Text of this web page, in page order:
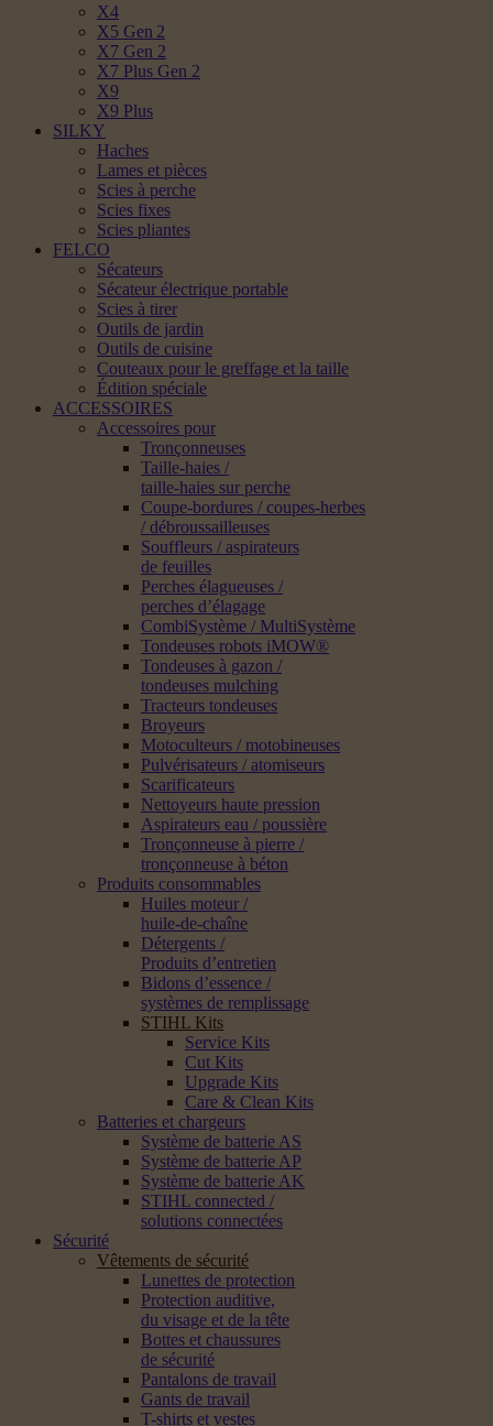
X4
X5 Gen 2
X7 Gen 2
X7 Plus Gen 2
X9
X9 Plus
SILKY
Haches
Lames et pièces
Scies à perche
Scies fixes
Scies pliantes
FELCO
Sécateurs
Sécateur électrique portable
Scies à tirer
Outils de jardin
Outils de cuisine
Couteaux pour le greffage et la taille
Édition spéciale
ACCESSOIRES
Accessoires pour
Tronçonneuses
Taille-haies /
taille-haies sur perche
Coupe-bordures / coupes-herbes
/ débroussailleuses
Souffleurs / aspirateurs
de feuilles
Perches élagueuses /
perches d’élagage
CombiSystème / MultiSystème
Tondeuses robots iMOW®
Tondeuses à gazon /
tondeuses mulching
Tracteurs tondeuses
Broyeurs
Motoculteurs / motobineuses
Pulvérisateurs / atomiseurs
Scarificateurs
Nettoyeurs haute pression
Aspirateurs eau / poussière
Tronçonneuse à pierre /
tronçonneuse à béton
Produits consommables
Huiles moteur /
huile-de-chaîne
Détergents /
Produits d’entretien
Bidons d’essence /
systèmes de remplissage
STIHL Kits
Service Kits
Cut Kits
Upgrade Kits
Care & Clean Kits
Batteries et chargeurs
Système de batterie AS
Système de batterie AP
Système de batterie AK
STIHL connected /
solutions connectées
Sécurité
Vêtements de sécurité
Lunettes de protection
Protection auditive,
du visage et de la tête
Bottes et chaussures
de sécurité
Pantalons de travail
Gants de travail
T-shirts et vestes